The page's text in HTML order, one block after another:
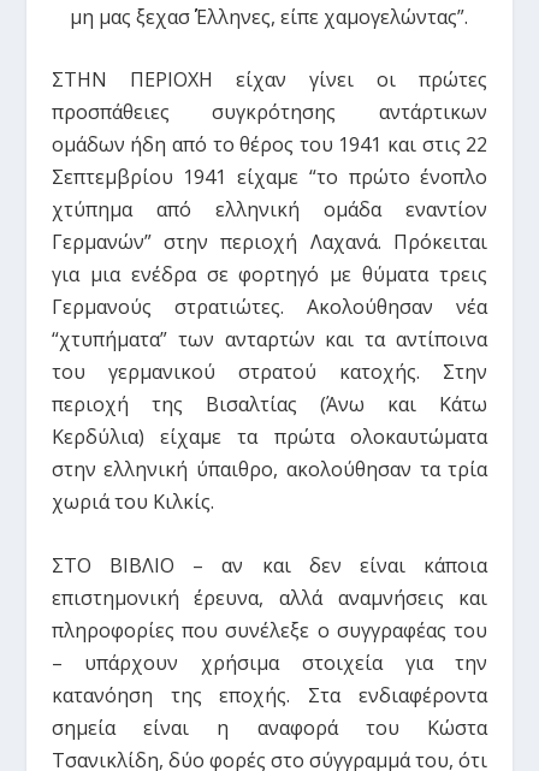
μη μας ξεχασ΄ Έλληνες, είπε χαμογελώντας”.
ΣΤΗΝ ΠΕΡΙΟΧΗ είχαν γίνει οι πρώτες
προσπάθειες συγκρότησης αντάρτικων
ομάδων ήδη από το θέρος του 1941 και στις 22
Σεπτεμβρίου 1941 είχαμε “το πρώτο ένοπλο
χτύπημα από ελληνική ομάδα εναντίον
Γερμανών” στην περιοχή Λαχανά. Πρόκειται
για μια ενέδρα σε φορτηγό με θύματα τρεις
Γερμανούς στρατιώτες. Ακολούθησαν νέα
“χτυπήματα” των ανταρτών και τα αντίποινα
του γερμανικού στρατού κατοχής. Στην
περιοχή της Βισαλτίας (Άνω και Κάτω
Κερδύλια) είχαμε τα πρώτα ολοκαυτώματα
στην ελληνική ύπαιθρο, ακολούθησαν τα τρία
χωριά του Κιλκίς.
ΣΤΟ ΒΙΒΛΙΟ – αν και δεν είναι κάποια
επιστημονική έρευνα, αλλά αναμνήσεις και
πληροφορίες που συνέλεξε ο συγγραφέας του
– υπάρχουν χρήσιμα στοιχεία για την
κατανόηση της εποχής. Στα ενδιαφέροντα
σημεία είναι η αναφορά του Κώστα
Τσανικλίδη, δύο φορές στο σύγγραμμά του, ότι